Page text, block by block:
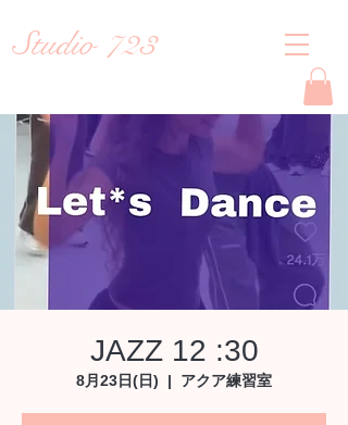
Studio 723
JAZZ 12 :30
8月23日(日)
  |
アクア練習室